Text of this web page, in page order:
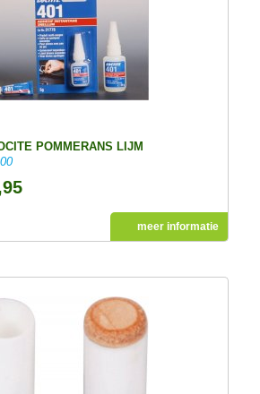
POMMERANS LIJM
meer informatie